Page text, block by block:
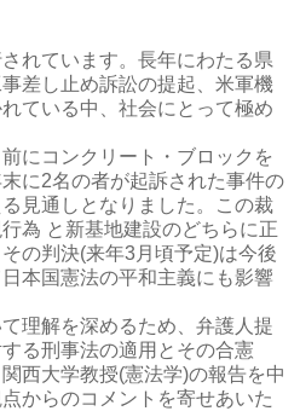
れています。長年にわたる県
差し止め訴訟の提起、米軍機
ている中、社会にとって極め
にコンクリート・ブロックを
に2名の者が起訴された事件の
見通しとなりました。この裁
為 と新基地建設のどちらに正
の判決(来年3月頃予定)は今後
本国憲法の平和主義にも影響
理解を深めるため、弁護人提
る刑事法の適用とその合憲
西大学教授(憲法学)の報告を中
からのコメントを寄せあいた